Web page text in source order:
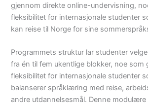
gjennom direkte online-undervisning,
fleksibilitet for internasjonale studenter
kan reise til Norge for sine
Programmets struktur lar studenter
fra én til fem ukentlige blokker, noe som
fleksibilitet for internasjonale studenter
balanserer språklæring med reise,
andre utdannelsesmål. Denne